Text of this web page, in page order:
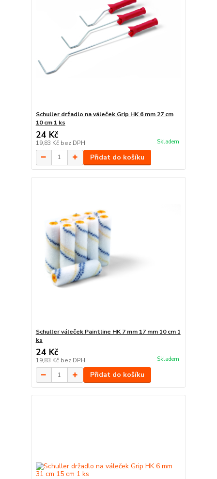
Schuller držadlo na váleček Grip HK 6 mm 27 cm
10 cm 1 ks
24 Kč
19,83 Kč bez DPH Skladem
Přidat do košíku
Schuller váleček Paintline HK 7 mm 17 mm 10 cm 1
ks
24 Kč
19,83 Kč bez DPH Skladem
Přidat do košíku